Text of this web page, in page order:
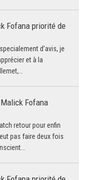
Fofana priorité de
d’avis, je
et à la
Fofana
retour pour enfin
pas faire deux fois